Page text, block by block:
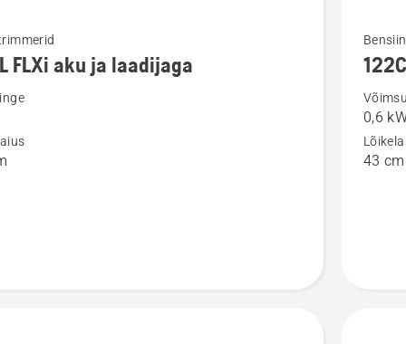
FLXi aku ja laadijaga
Vaata
rohkem
toote
122C
122C
0,6
43 cm